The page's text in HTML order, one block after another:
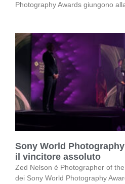
Photography Awards giungono
Sony World
il vincitore assoluto
Zed Nelson è Photographer of
dei Sony World Photography